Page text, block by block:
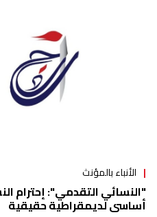
الأنباء بالمؤنث
"النسائي التقدمي": إحترام
أساسي لديمقراطية حقيقية